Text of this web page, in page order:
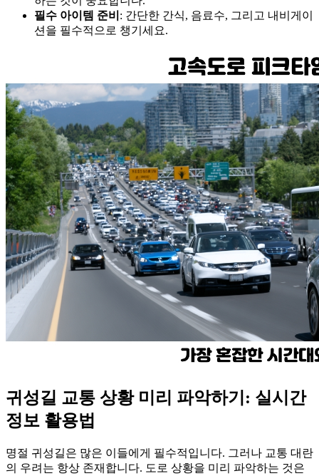
필수 아이템 준비 : 간단한 간식, 음료수, 그리고 내비게이
션을 필수적으로 챙기세요.
귀성길 교통 상황 미리 파악하기: 실시간
정보 활용법
명절 귀성길은 많은 이들에게 필수적입니다. 그러나 교통 대란
의 우려는 항상 존재합니다. 도로 상황을 미리 파악하는 것은